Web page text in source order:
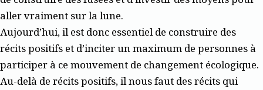
aller vraiment sur la lune.
Aujourd’hui, il est donc essentiel de construire des
récits positifs et d’inciter un maximum de personnes à
participer à ce mouvement de changement écologique.
Au-delà de récits positifs, il nous faut des récits qui